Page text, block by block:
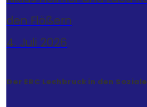
den Flößern
4. Juli 2026
Der ERC Lechbruck in den